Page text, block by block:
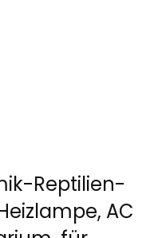
Reptilien-
AC